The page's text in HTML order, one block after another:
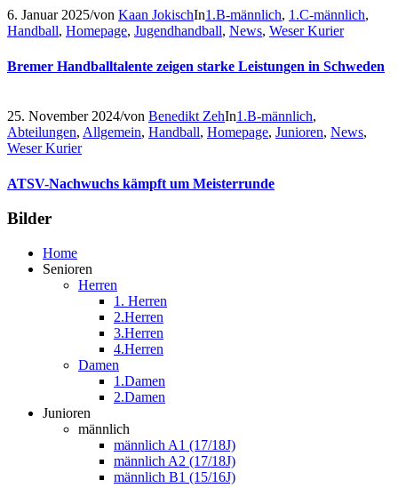
6. Januar 2025/von Kaan JokischIn1.B-männlich, 1.C-männlich,
Handball, Homepage, Jugendhandball, News, Weser Kurier
Bremer Handballtalente zeigen starke Leistungen in Schweden
25. November 2024/von Benedikt ZehIn1.B-männlich,
Abteilungen, Allgemein, Handball, Homepage, Junioren, News,
Weser Kurier
ATSV-Nachwuchs kämpft um Meisterrunde
Bilder
Home
Senioren
Herren
1. Herren
2.Herren
3.Herren
4.Herren
Damen
1.Damen
2.Damen
Junioren
männlich
männlich A1 (17/18J)
männlich A2 (17/18J)
männlich B1 (15/16J)